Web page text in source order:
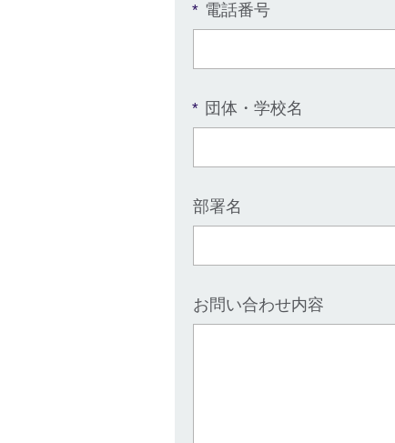
* 電話番号
* 団体・学校名
部署名
お問い合わせ内容